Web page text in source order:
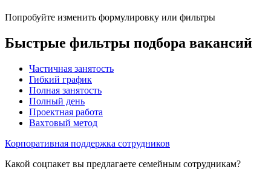
Попробуйте изменить формулировку или фильтры
Быстрые фильтры подбора вакансий
Частичная занятость
Гибкий график
Полная занятость
Полный день
Проектная работа
Вахтовый метод
Корпоративная поддержка сотрудников
Какой соцпакет вы предлагаете семейным сотрудникам?